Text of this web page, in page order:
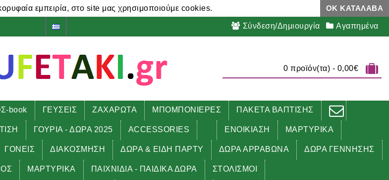
εμπειρία, στο site μας χρησιμοποιούμε cookies. ΟΚ ΚΑΤΆΛΑΒΑ
Σύνδεση/Δημιουργία Αγαπημένα
0 προϊόν(τα) - 0,00€
book ΓΕΥΣΕΙΣ ΖΑΧΑΡΩΤΑ ΜΠΟΜΠΟΝΙΕΡΕΣ ΠΑΚΕΤΑ ΒΑΠΤΙΣΗΣ
ΓΟΥΡΙΑ - ΔΩΡΑ 2025 ACCESSORIES ΕΝΟΙΚΙΑΣΗ ΜΑΡΤΥΡΙΚΑ
ΓΟΝΕΙΣ ΔΙΑΚΟΣΜΗΣΗ ΔΩΡΑ & ΕΙΔΗ ΠΑΡΤΥ ΔΩΡΑ ΑΡΡΑΒΩΝΑ ΔΩΡΑ ΓΕΝΝΗΣΗΣ
ΜΑΡΤΥΡΙΚΑ ΠΑΙΧΝΙΔΙΑ - ΠΑΙΔΙΚΑ ΔΩΡΑ ΣΤΟΛΙΣΜΟΙ